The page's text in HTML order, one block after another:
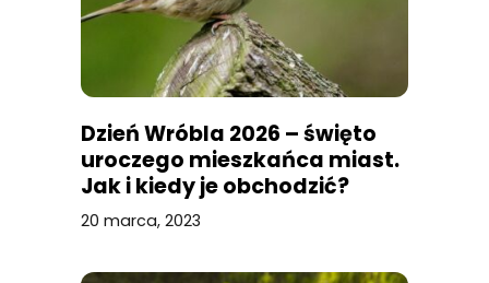
Dzień Wróbla 2026 – święto
uroczego mieszkańca miast.
Jak i kiedy je obchodzić?
20 marca, 2023